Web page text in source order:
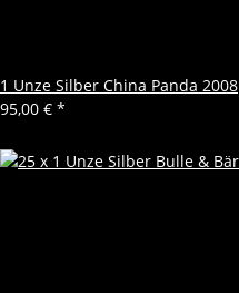
1 Unze Silber China Panda 2008
95,00 € *